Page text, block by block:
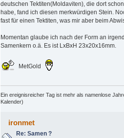
deutschen Tektiten(Moldaviten), die dort
habe, fand ich diesen merkwürdigen Stein.
fast für einen Tektiten, was mir aber beim
Momentan glaube ich nach der Form an
Samenkern o.ä. Es ist LxBxH 23x20x16mm.
MetGold
Ein ereignisreicher Tag ist mehr als namenlose
Kalender)
ironmet
Re: Samen ?